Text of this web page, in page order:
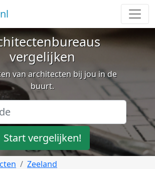
vergelijken
van architecten bij jou in de
buurt.
Start vergelijken!
Zeeland